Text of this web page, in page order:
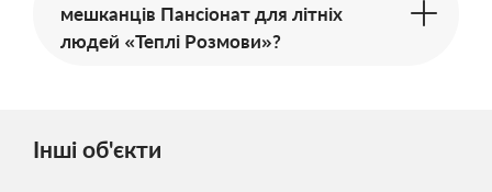
мешканців Пансіонат для літніх
людей «Теплі Розмови»?
Інші об'єкти